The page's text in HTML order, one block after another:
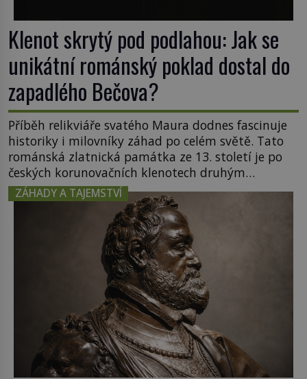
Klenot skrytý pod podlahou: Jak se
unikátní románský poklad dostal do
zapadlého Bečova?
Příběh relikviáře svatého Maura dodnes fascinuje
historiky i milovníky záhad po celém světě. Tato
románská zlatnická památka ze 13. století je po
českých korunovačních klenotech druhým
nejcennějším movitým majetkem v České
republice. Přestože byl klenot v roce 1985 po
dramatickém pátrání kriminalistů úspěšně
nalezen, jeho minulost stále obestírá hustá mlha.
Otázky, jak přesně se tato […]
ZÁHADY A TAJEMSTVÍ